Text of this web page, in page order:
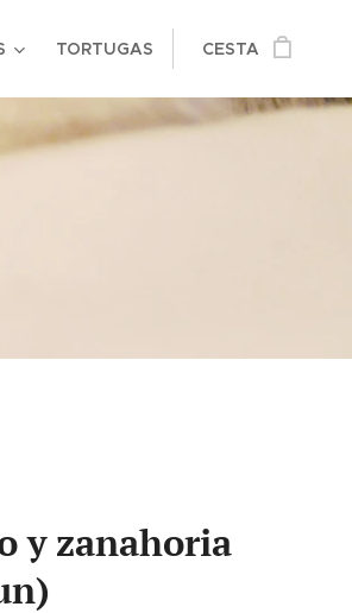
TORTUGAS CESTA
y zanahoria